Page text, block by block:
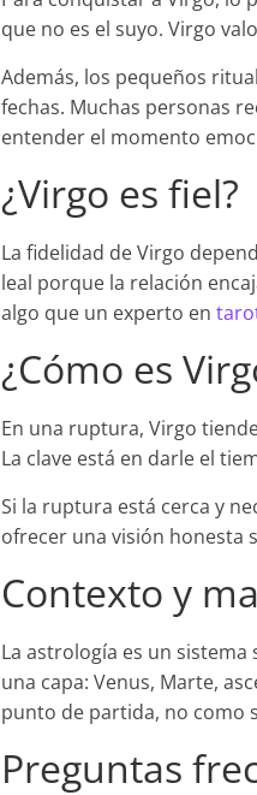
que no es el suyo. Virgo
Además, los pequeños
fechas. Muchas personas
entender el momento
¿Virgo es fiel?
La fidelidad de Virgo
leal porque la relación
algo que un experto en
¿Cómo es
En una ruptura, Virgo
La clave está en darle el
Si la ruptura está cerca y
ofrecer una visión honesta
Contexto y
La astrología es un
una capa: Venus, Marte,
punto de partida, no como
Preguntas